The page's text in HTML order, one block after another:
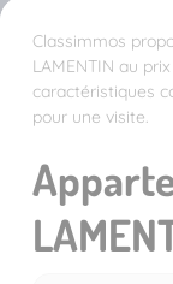
Classimmos
LAMENTIN au
caractéristiques
pour une visite.